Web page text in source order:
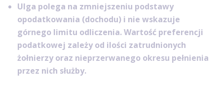
Ulga polega na zmniejszeniu podstawy
opodatkowania (dochodu) i nie wskazuje
górnego limitu odliczenia. Wartość preferencji
podatkowej zależy od ilości zatrudnionych
żołnierzy oraz nieprzerwanego okresu pełnienia
przez nich służby.